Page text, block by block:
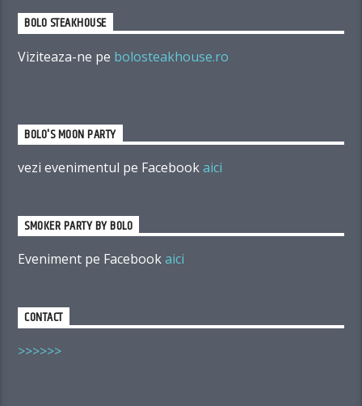
BOLO STEAKHOUSE
Viziteaza-ne pe bolosteakhouse.ro
BOLO'S MOON PARTY
vezi evenimentul pe Facebookaici
SMOKER PARTY BY BOLO
Eveniment pe Facebookaici
CONTACT
>>>>>>